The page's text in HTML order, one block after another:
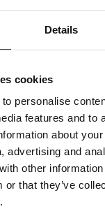
Details
cookies
personalise
features and to
about
advertising and
other information
or that they’ve
mit der